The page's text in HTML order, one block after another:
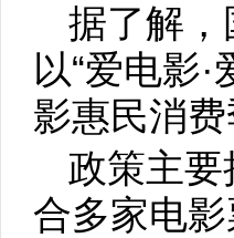
据了解
以“爱电影
影惠民消费
政策主
合多家电